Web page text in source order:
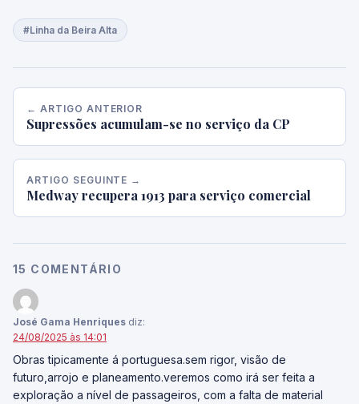
#Linha da Beira Alta
← ARTIGO ANTERIOR
Supressões acumulam-se no serviço da CP
ARTIGO SEGUINTE →
Medway recupera 1913 para serviço comercial
15 COMENTÁRIO
José Gama Henriques diz:
24/08/2025 às 14:01
Obras tipicamente á portuguesa.sem rigor, visão de
futuro,arrojo e planeamento.veremos como irá ser feita a
exploração a nível de passageiros, com a falta de material